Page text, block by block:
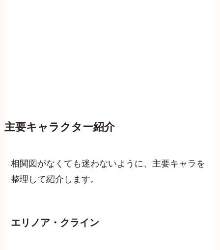
主要キャラクター紹介
相関図がなくても迷わないように、主要キャラを
整理して紹介します。
エリノア・クライン